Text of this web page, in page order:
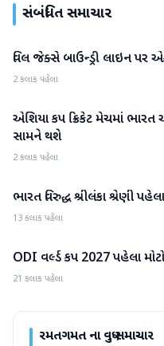
સંબંધિત સમાચાર
રમતગમત
વિલ જેક્સે બાઉન્ડ્રી લાઇન પર
2 કલાક પહેલા
રમતગમત
એશિયા કપ ક્રિકેટ મેચમાં
સામને થશે
2 કલાક પહેલા
રમતગમત
ભારત વિરુદ્ધ શ્રીલંકા શ્રેણી
13 કલાક પહેલા
રમતગમત
ODI વર્લ્ડ કપ 2027 પહેલા
21 કલાક પહેલા
રમતગમતના વધુ સમાચાર